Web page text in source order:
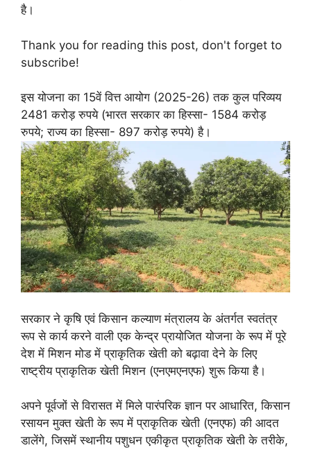
है।
Thank you for reading this post, don't forget to
subscribe!
इस योजना का 15वें वित्त आयोग (2025-26) तक कुल परिव्यय
2481 करोड़ रुपये (भारत सरकार का हिस्सा- 1584 करोड़
रुपये; राज्य का हिस्सा- 897 करोड़ रुपये) है।
सरकार ने कृषि एवं किसान कल्याण मंत्रालय के अंतर्गत स्वतंत्र
रूप से कार्य करने वाली एक केन्द्र प्रायोजित योजना के रूप में पूरे
देश में मिशन मोड में प्राकृतिक खेती को बढ़ावा देने के लिए
राष्ट्रीय प्राकृतिक खेती मिशन (एनएमएनएफ) शुरू किया है।
अपने पूर्वजों से विरासत में मिले पारंपरिक ज्ञान पर आधारित, किसान
रसायन मुक्त खेती के रूप में प्राकृतिक खेती (एनएफ) की आदत
डालेंगे, जिसमें स्थानीय पशुधन एकीकृत प्राकृतिक खेती के तरीके,